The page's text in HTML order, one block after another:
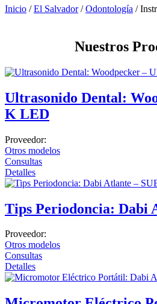
Inicio /El Salvador/Odontología /
Nuestros
Ultrasonido Dental:
K LED
Proveedor:
Otros modelos
Consultas
Detalles
Tips Periodoncia: Dabi
Proveedor:
Otros modelos
Consultas
Detalles